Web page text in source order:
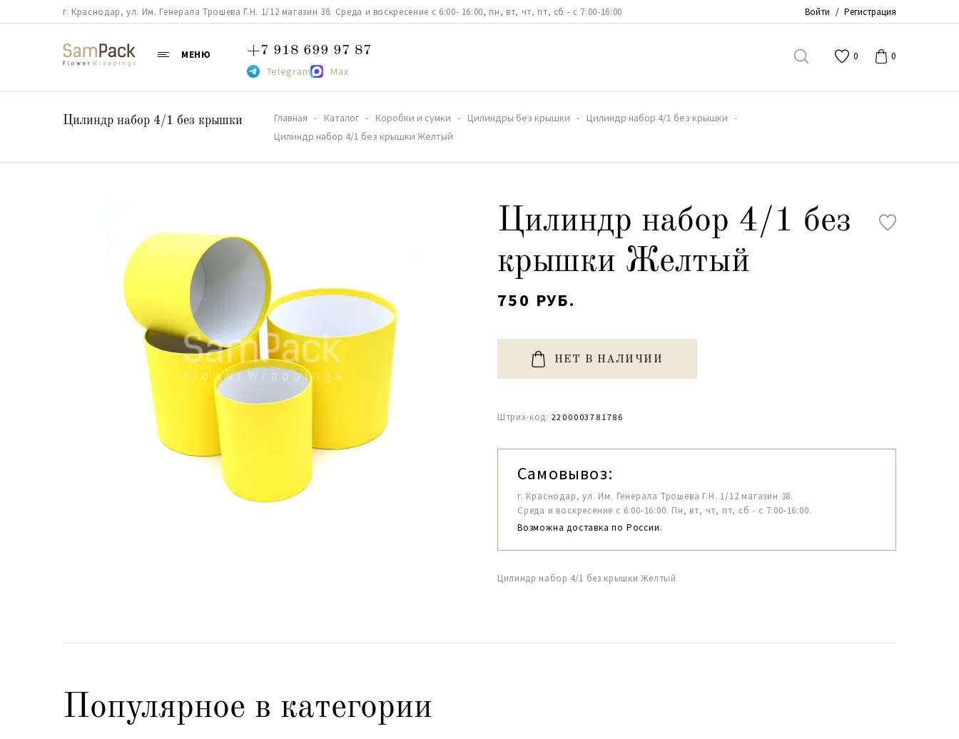
г. Краснодар, ул. Им. Генерала Трошева Г.Н. 1/12 магазин 38. Среда и воскресение с 6:00- 16:00, пн, вт, чт, пт, сб - с 7:00-16:00 Войти / Регистрация
МЕНЮ +7 918 699 97 87
Telegram Max
0 0
Цилиндр набор 4/1 без крышки Главная Каталог Коробки и сумки Цилиндры без крышки
Цилиндр набор 4/1 без крышки
Цилиндр набор 4/1 без крышки Желтый
Цилиндр набор 4/1 без
крышки Желтый
750 РУБ.
НЕТ В НАЛИЧИИ
Штрих-код: 2200003781786
Самовывоз:
г. Краснодар, ул. Им. Генерала Трошева Г.Н. 1/12 магазин 38.
Среда и воскресение с 6:00-16:00. Пн, вт, чт, пт, сб - с 7:00-16:00.
Возможна доставка по России.
Цилиндр набор 4/1 без крышки Желтый
Популярное в категории